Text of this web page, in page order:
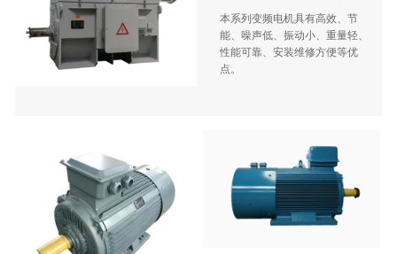
动机
本系列变频电机具有高效、节
能、噪声低、振动小、重量轻、
性能可靠、安装维修方便等优
点。